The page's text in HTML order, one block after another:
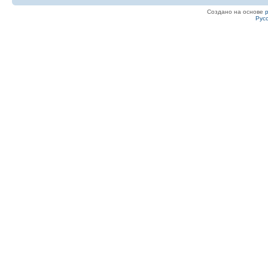
Создано на основе